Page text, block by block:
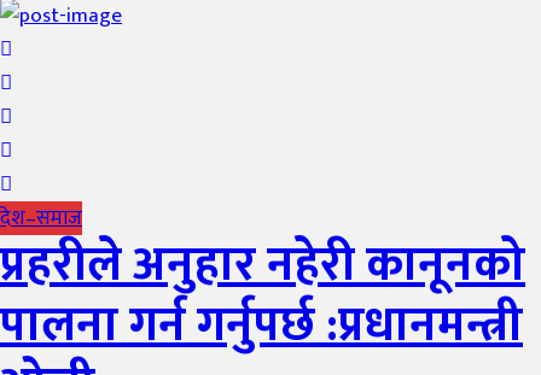
देश–समाज
प्रहरीले अनुहार नहेरी कानूनको
पालना गर्न गर्नुपर्छ :प्रधानमन्त्री